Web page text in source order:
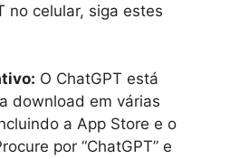
no celular, siga estes
O ChatGPT está
download em várias
a App Store e o
por “ChatGPT” e